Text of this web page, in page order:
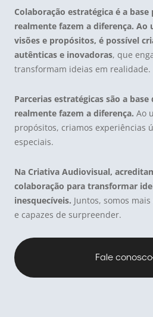
Colaboração estratégica é a
realmente fazem a diferença.
visões e propósitos, é possível
autênticas e inovadoras, que
transformam ideias em realidade.
Parcerias estratégicas são a
realmente fazem a diferença. Ao
propósitos, criamos experiências
especiais.
Na Criativa Audiovisual,
colaboração para transformar
inesquecíveis. Juntos, somos
e capazes de surpreender.
Fale conosco